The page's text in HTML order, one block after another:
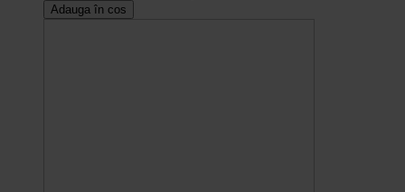
Adauga în cos